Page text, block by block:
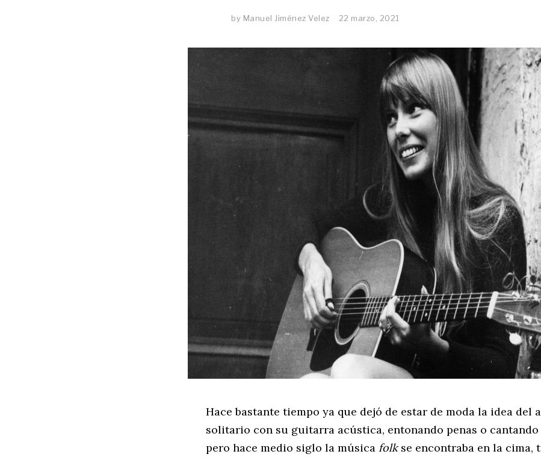
by Manuel Jiménez Velez 22 marzo, 2021
Hace bastante tiempo ya que dejó de estar de moda la idea del
solitario con su guitarra acústica, entonando penas o cantando
pero hace medio siglo la música folkse encontraba en la cima,